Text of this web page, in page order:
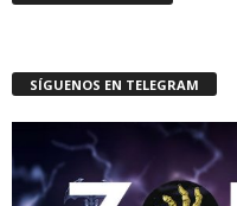
SÍGUENOS EN TELEGRAM